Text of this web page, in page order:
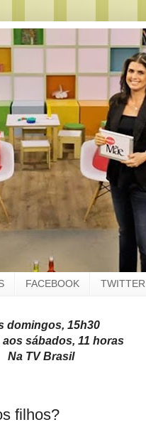
FACEBOOK TWITTER
domingos, 15h30
sábados, 11 horas
Na TV Brasil
filhos?